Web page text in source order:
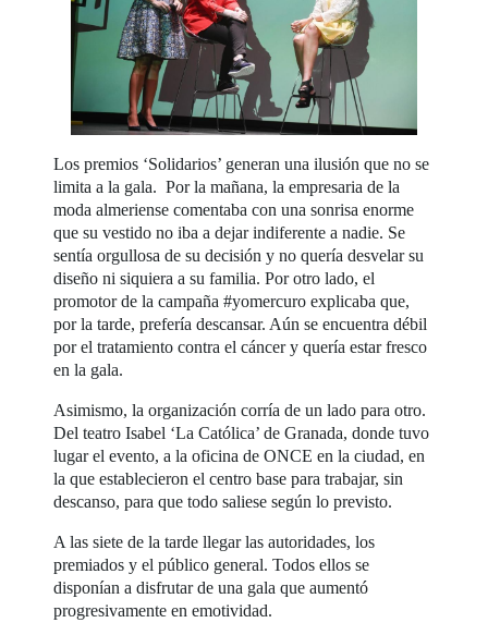
Los premios ‘Solidarios’ generan una ilusión que no se
limita a la gala. Por la mañana, la empresaria de la
moda almeriense comentaba con una sonrisa enorme
que su vestido no iba a dejar indiferente a nadie. Se
sentía orgullosa de su decisión y no quería desvelar su
diseño ni siquiera a su familia. Por otro lado, el
promotor de la campaña #yomercuro explicaba que,
por la tarde, prefería descansar. Aún se encuentra débil
por el tratamiento contra el cáncer y quería estar fresco
en la gala.
Asimismo, la organización corría de un lado para otro.
Del teatro Isabel ‘La Católica’ de Granada, donde tuvo
lugar el evento, a la oficina de ONCE en la ciudad, en
la que establecieron el centro base para trabajar, sin
descanso, para que todo saliese según lo previsto.
A las siete de la tarde llegar las autoridades, los
premiados y el público general. Todos ellos se
disponían a disfrutar de una gala que aumentó
progresivamente en emotividad.